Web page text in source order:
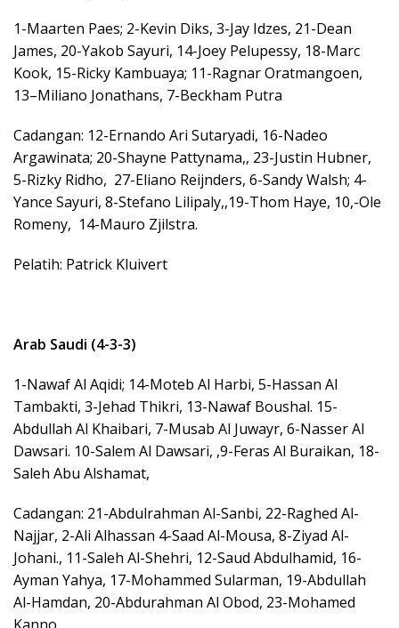
1-Maarten Paes; 2-Kevin Diks, 3-Jay Idzes, 21-Dean
James, 20-Yakob Sayuri, 14-Joey Pelupessy, 18-Marc
Kook, 15-Ricky Kambuaya; 11-Ragnar Oratmangoen,
13–Miliano Jonathans, 7-Beckham Putra
Cadangan: 12-Ernando Ari Sutaryadi, 16-Nadeo
Argawinata; 20-Shayne Pattynama,, 23-Justin Hubner,
5-Rizky Ridho, 27-Eliano Reijnders, 6-Sandy Walsh; 4-
Yance Sayuri, 8-Stefano Lilipaly,,19-Thom Haye, 10,-Ole
Romeny, 14-Mauro Zjilstra.
Pelatih: Patrick Kluivert
Arab Saudi (4-3-3)
1-Nawaf Al Aqidi; 14-Moteb Al Harbi, 5-Hassan Al
Tambakti, 3-Jehad Thikri, 13-Nawaf Boushal. 15-
Abdullah Al Khaibari, 7-Musab Al Juwayr, 6-Nasser Al
Dawsari. 10-Salem Al Dawsari, ,9-Feras Al Buraikan, 18-
Saleh Abu Alshamat,
Cadangan: 21-Abdulrahman Al-Sanbi, 22-Raghed Al-
Najjar, 2-Ali Alhassan 4-Saad Al-Mousa, 8-Ziyad Al-
Johani., 11-Saleh Al-Shehri, 12-Saud Abdulhamid, 16-
Ayman Yahya, 17-Mohammed Sularman, 19-Abdullah
Al-Hamdan, 20-Abdurahman Al Obod, 23-Mohamed